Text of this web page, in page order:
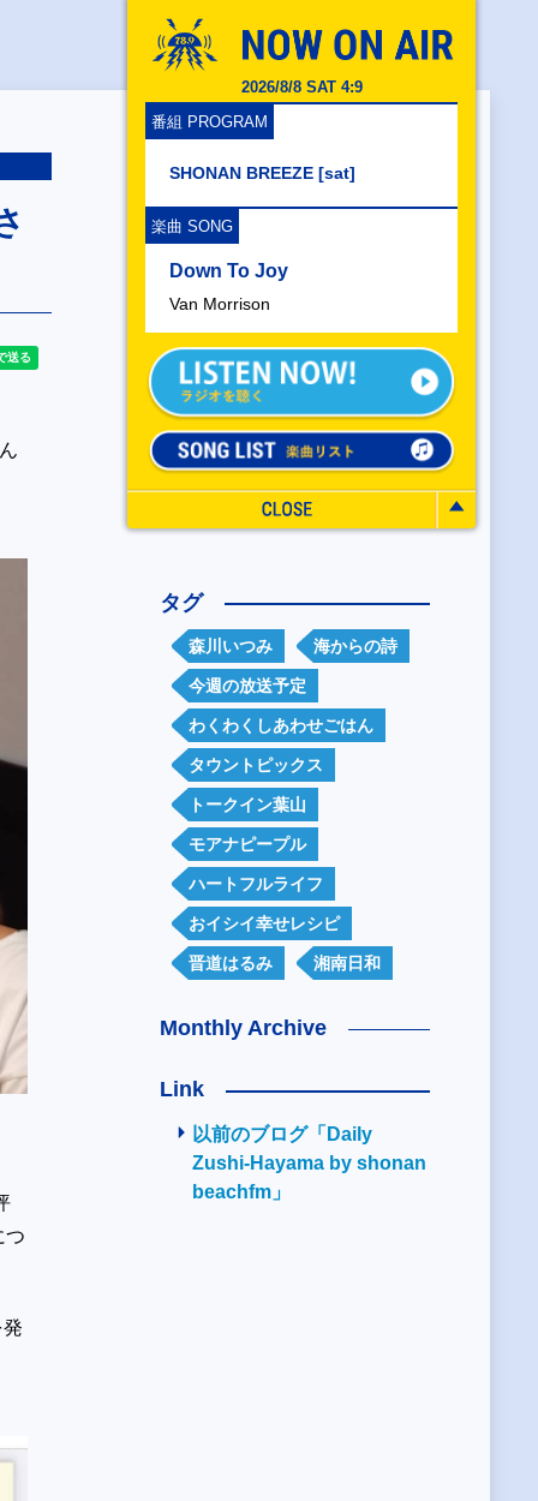
2026/8/8 SAT 4:9
番組 PROGRAM
SHONAN BREEZE [sat]
楽曲 SONG
Down To Joy
Van Morrison
つ
タグ
森川いつみ 海からの詩
今週の放送予定
わくわくしあわせごはん
タウントピックス
トークイン葉山
モアナピープル
ハートフルライフ
おイシイ幸せレシピ
晋道はるみ 湘南日和
Monthly Archive
Link
以前のブログ「Daily
Zushi-Hayama by shonan
beachfm」